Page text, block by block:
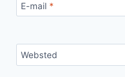
E-mail *
Websted